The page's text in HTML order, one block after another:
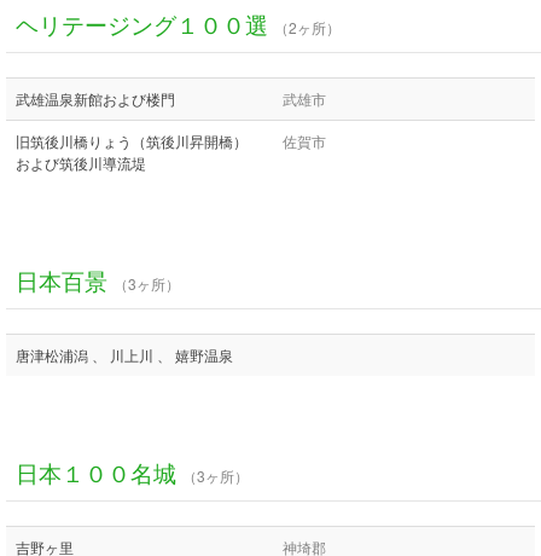
ヘリテージング１００選 （2ヶ所）
武雄温泉新館および楼門 武雄市
旧筑後川橋りょう（筑後川昇開橋）
および筑後川導流堤
佐賀市
日本百景 （3ヶ所）
唐津松浦潟 、 川上川 、 嬉野温泉
日本１００名城 （3ヶ所）
吉野ヶ里 神埼郡